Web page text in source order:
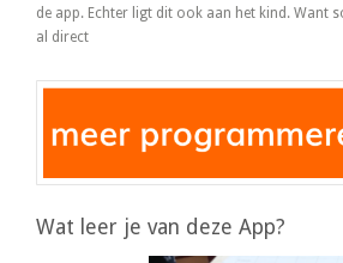
de app. Echter ligt dit ook aan het kind. Want
al direct
Wat leer je van deze App?